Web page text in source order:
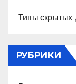
Типы скрытых
РУБРИКИ